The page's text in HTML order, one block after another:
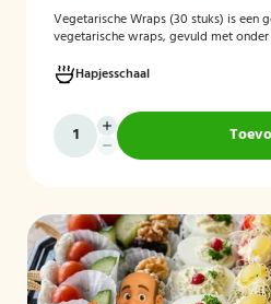
Vegetarische Wraps (30 stuks) is een
vegetarische wraps, gevuld met
smaakvolle en kleurrijke keuze voor
bijeenkomsten, geschikt voor gasten
Hapjesschaal